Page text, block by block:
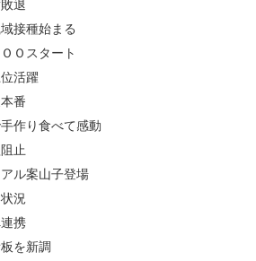
退
接種始まる
Ｏスタート
活躍
番
作り食べて感動
止
ル案山子登場
況
携
を新調